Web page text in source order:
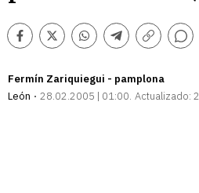
Facebook
TwitterWhatsappTelegram
Copiar
Comentarios
Fermín Zariquiegui - pamplona
León
28.02.2005 | 01:00 Actualizado: